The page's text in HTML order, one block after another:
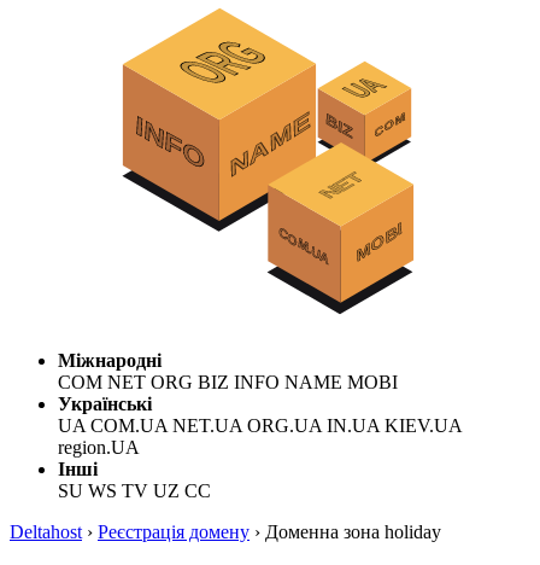
Міжнародні
COM NET ORG BIZ INFO NAME MOBI
Українські
UA COM.UA NET.UA ORG.UA IN.UA KIEV.UA
region.UA
Інші
SU WS TV UZ CC
Deltahost › Реєстрація домену › Доменна зона holiday